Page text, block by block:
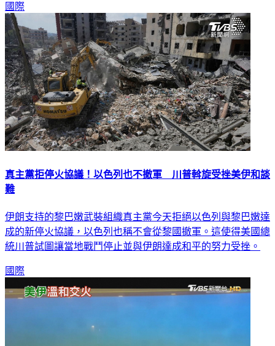
國際
真主黨拒停火協議！以色列也不撤軍 川普斡旋受挫美伊和談
難
伊朗支持的黎巴嫩武裝組織真主黨今天拒絕以色列與黎巴嫩達
成的新停火協議，以色列也稱不會從黎國撤軍。這使得美國總
統川普試圖讓當地戰鬥停止並與伊朗達成和平的努力受挫。
國際